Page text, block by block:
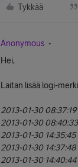
Tykkää
Anonymous
Hei,
Laitan lisää logi-
2013-01-30
2013-01-30
2013-01-30
2013-01-30
2013-01-30